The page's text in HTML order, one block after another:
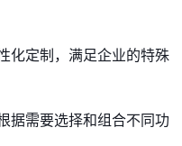
化定制，满足企业的特殊
据需要选择和组合不同功